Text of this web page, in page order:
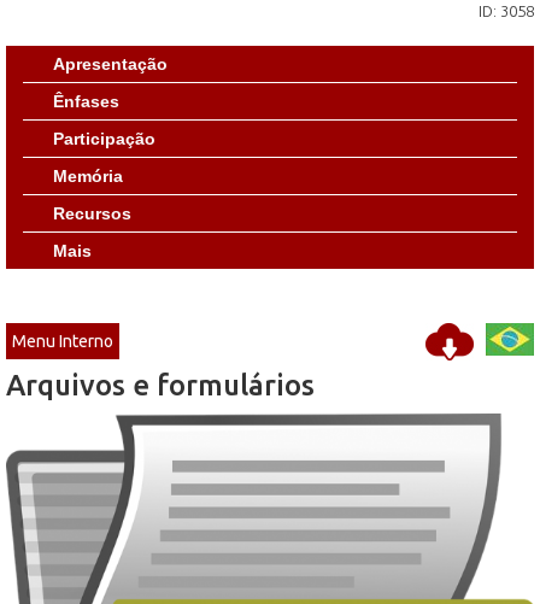
ID: 3058
Apresentação
Ênfases
Participação
Memória
Recursos
Mais
Menu Interno
Arquivos e formulários